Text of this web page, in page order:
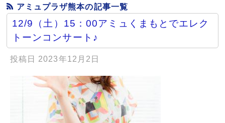
アミュプラザ熊本の記事一覧
12/9（土）15：00アミュくまもとでエレク
トーンコンサート♪
投稿日 2023年12月2日